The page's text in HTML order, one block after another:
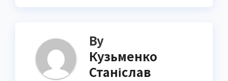
By
Кузьменко
Станіслав